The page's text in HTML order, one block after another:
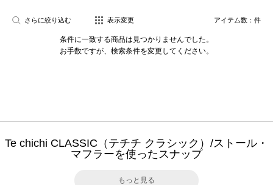
さらに絞り込む 表示変更 アイテム数： 件
条件に一致する商品は見つかりませんでした。
お手数ですが、検索条件を変更してください。
Te chichi CLASSIC（テチチ クラシック）/ストール・
マフラーを使ったスナップ
もっと見る